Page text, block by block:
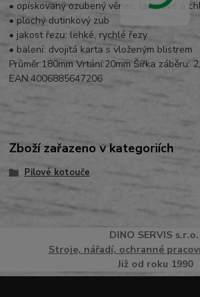
• opískovaný ozubený věnec, laserové a
• plochý dutinkový zub
• jakost řezu: lehké, rychlé řezy
• balení: dvojitá karta s vloženým blistrem
Průměr:180mm Vrtání:20mm Šířka záběru:
EAN:4006885647206
Zboží zařazeno v kategoriích
Pilové kotouče
DINO SERVISs.r.o.
Stroje, nářadí, ochranné
Již od roku 1990